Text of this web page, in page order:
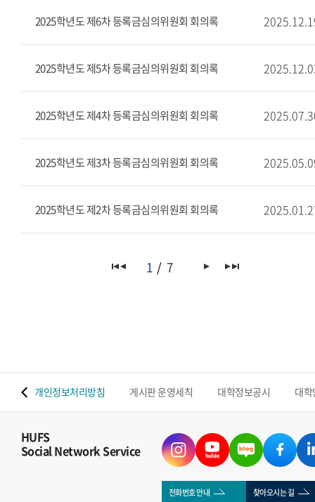
2025학년도 제6차 등록금심의위원회 회의록
2025학년도 제5차 등록금심의위원회 회의록
2025학년도 제4차 등록금심의위원회 회의록
2025학년도 제3차 등록금심의위원회 회의록
2025학년도 제2차 등록금심의위원회 회의록
1 7
개인정보처리방침 게시판 운영세칙 대학정보공시 대
HUFS
Social Network Service
전화번호 안내 찾아오시는 길